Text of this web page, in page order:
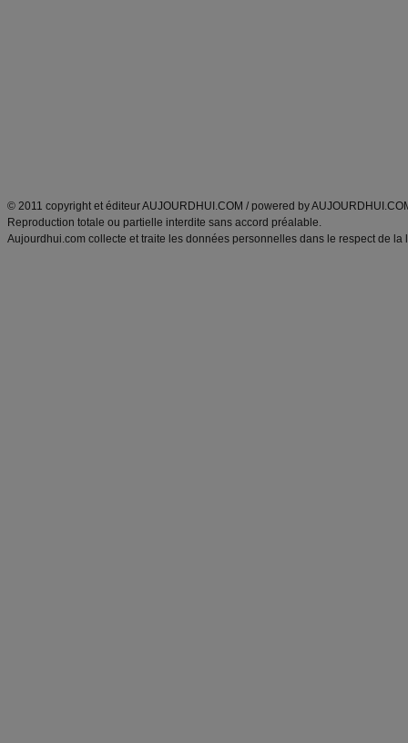
© 2011 copyright et éditeur AUJOURDHUI.COM / powered by
Reproduction totale ou partielle interdite sans accord préalable.
Aujourdhui.com collecte et traite les données personnelles dans le respect de